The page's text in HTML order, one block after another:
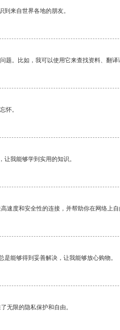
来自世界各地的朋友。
题。比如，我可以使用它来查找资料、翻译
怀。
我能够学到实用的知识。
速度和安全性的连接，并帮助你在网络上自
能够得到妥善解决，让我能够放心购物。
无限的隐私保护和自由。